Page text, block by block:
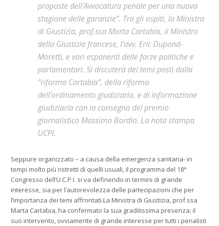
proposte dell’Avvocatura penale per una nuova
stagione delle garanzie”. Tra gli ospiti, la Ministra
di Giustizia, prof.ssa Marta Cartabia, il Ministro
della Giustizia francese, l’avv. Eric Dupond-
Moretti, e vari esponenti delle forze politiche e
parlamentari. Si discuterà dei temi posti dalla
“riforma Cartabia”, della riforma
dell’ordinamento giudiziario, e di informazione
giudiziaria con la consegna del premio
giornalistico Massimo Bordin. La nota stampa
UCPI.
Seppure organizzato – a causa della emergenza sanitaria- in
tempi molto più ristretti di quelli usuali, il programma del 18°
Congresso dell’U.C.P.I. si va definendo in termini di grande
interesse, sia per l’autorevolezza delle partecipazioni che per
l’importanza dei temi affrontati.La Ministra di Giustizia, prof.ssa
Marta Cartabia, ha confermato la sua graditissima presenza; il
suo intervento, ovviamente di grande interesse per tutti i penalisti